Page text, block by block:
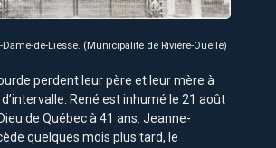
de-Liesse. (Municipalité de Rivière-Ouelle)
perdent leur père et leur mère à
René est inhumé le 21 août
de Québec à 41 ans. Jeanne-
quelques mois plus tard, le